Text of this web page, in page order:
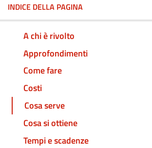
INDICE DELLA PAGINA
A chi è rivolto
Approfondimenti
Come fare
Costi
Cosa serve
Cosa si ottiene
Tempi e scadenze